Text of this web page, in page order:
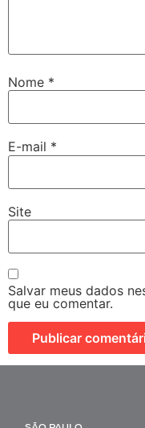
Nome *
E-mail *
Site
Salvar meus dados
que eu comentar.